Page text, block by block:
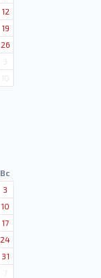
12
19
26
3
10
Вс
3
10
17
24
31
7